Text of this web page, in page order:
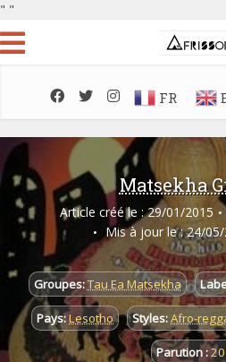
" "
FR
Matsekha
Article créé le : 29/01/2015
Mis à jour le : 24/
Groupes:Tau Ea Matsekha
Pays:Lesotho Styles:Afro-
Parution :